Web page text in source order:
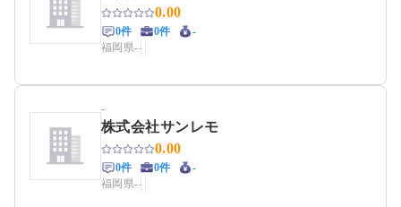
0.00
0件 0件
-
福岡県--
-
株式会社サンレモ
0.00
0件 0件
-
福岡県--